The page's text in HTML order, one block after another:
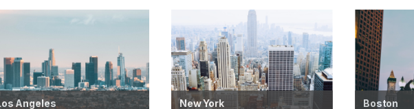
Angeles New York Boston